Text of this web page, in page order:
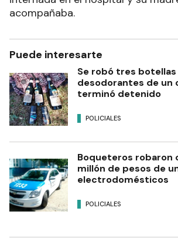
acompañaba.
Puede interesarte
Se robó tres
desodorantes de un
terminó detenido
POLICIALES
Boqueteros robaron
millón de pesos de
electrodomésticos
POLICIALES